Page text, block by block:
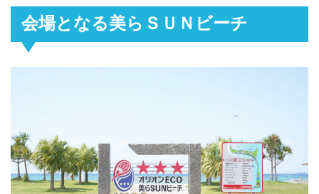
会場となる美らＳＵＮビーチ